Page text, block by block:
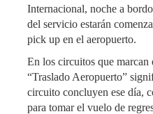
Internacional, noche a
del servicio estarán
pick up en el aeropuerto.
En los circuitos que
“Traslado Aeropuerto”
circuito concluyen ese día,
para tomar el vuelo de